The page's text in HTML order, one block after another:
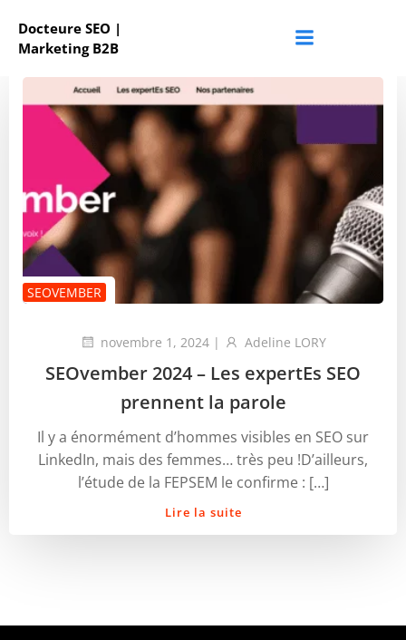
Docteure SEO |
Marketing B2B
SEOVEMBER
novembre 1, 2024 | Adeline LORY
SEOvember 2024 – Les expertEs SEO
prennent la parole
Il y a énormément d’hommes visibles en SEO sur
LinkedIn, mais des femmes… très peu !D’ailleurs,
l’étude de la FEPSEM le confirme : […]
Lire la suite